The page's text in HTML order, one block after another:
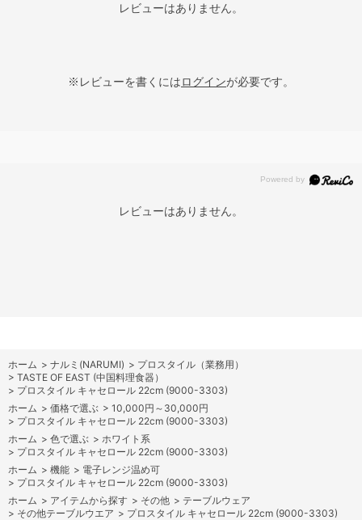
レビューはありません。
※レビューを書くにはログインが必要です。
レビューはありません。
ホーム > ナルミ(NARUMI) > プロスタイル（業務用）
> TASTE OF EAST (中国料理食器）
> プロスタイル キャセロール 22cm (9000-3303)
ホーム > 価格で選ぶ > 10,000円～30,000円
> プロスタイル キャセロール 22cm (9000-3303)
ホーム > 色で選ぶ > ホワイト系
> プロスタイル キャセロール 22cm (9000-3303)
ホーム > 機能 > 電子レンジ温め可
> プロスタイル キャセロール 22cm (9000-3303)
ホーム > アイテムから探す > その他 > テーブルウェア
> その他テーブルウエア > プロスタイル キャセロール 22cm (9000-3303)